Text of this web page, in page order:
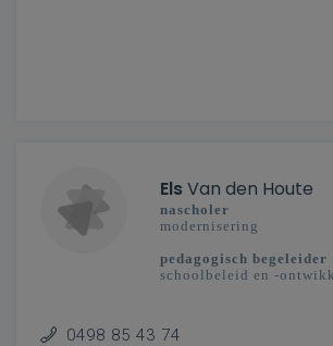
ElsVan den Houte
nascholer
modernisering
pedagogisch begeleider
schoolbeleid en -
0498 85 43 74